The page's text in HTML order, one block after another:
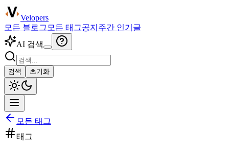
Velopers
모든 블로그 모든 태그공지 주간 인기글
AI 검색
검색 초기화
모든 태그
태그